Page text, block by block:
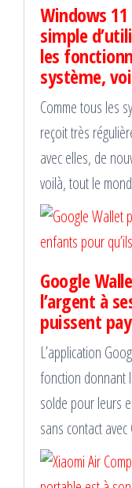
Windows
simple
les
système,
Comme tous les
reçoit très
avec elles, de
voilà, tout le
Google
l’argent à
puissent
L’application
fonction donnant
solde pour leurs
sans contact